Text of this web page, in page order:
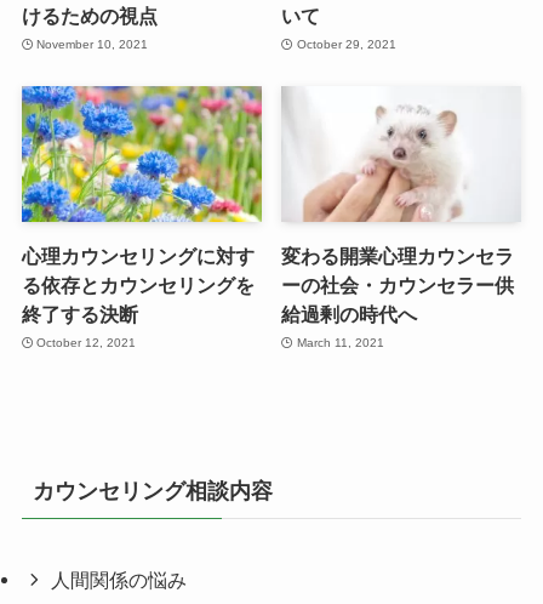
けるための視点
November 10, 2021
いて
October 29, 2021
心理カウンセリングに対す
る依存とカウンセリングを
終了する決断
October 12, 2021
変わる開業心理カウンセラ
ーの社会・カウンセラー供
給過剰の時代へ
March 11, 2021
カウンセリング相談内容
人間関係の悩み